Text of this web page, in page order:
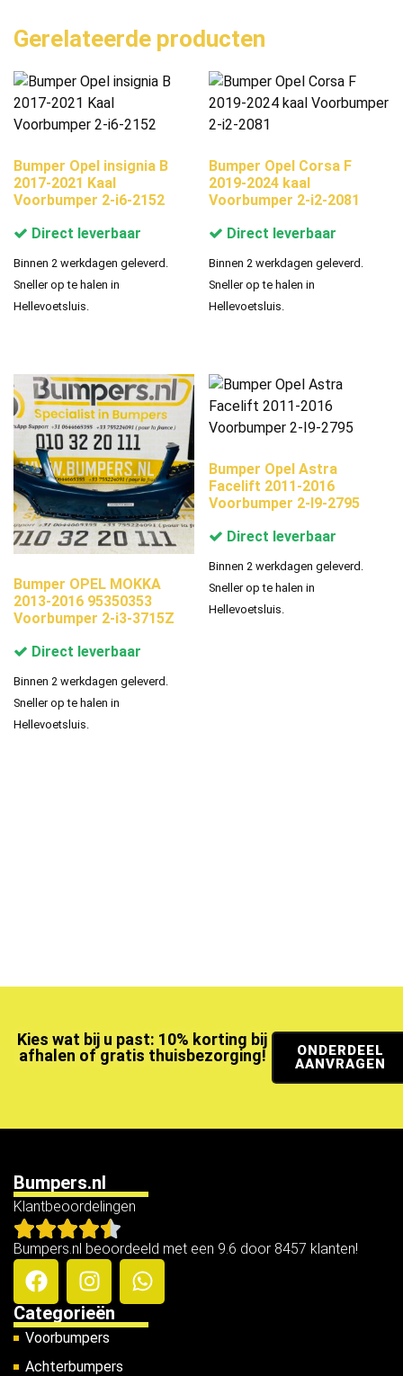
Gerelateerde producten
Bumper Opel insignia B
2017-2021 Kaal
Voorbumper 2-i6-2152
Direct leverbaar
Binnen 2 werkdagen geleverd.
Sneller op te halen in
Hellevoetsluis.
Bumper Opel Corsa F
2019-2024 kaal
Voorbumper 2-i2-2081
Direct leverbaar
Binnen 2 werkdagen geleverd.
Sneller op te halen in
Hellevoetsluis.
Bumper OPEL MOKKA
2013-2016 95350353
Voorbumper 2-i3-3715Z
Direct leverbaar
Binnen 2 werkdagen geleverd.
Sneller op te halen in
Hellevoetsluis.
Bumper Opel Astra
Facelift 2011-2016
Voorbumper 2-I9-2795
Direct leverbaar
Binnen 2 werkdagen geleverd.
Sneller op te halen in
Hellevoetsluis.
Kies wat bij u past: 10% korting bij
afhalen of gratis thuisbezorging!
ONDERDEEL
AANVRAGEN
Bumpers.nl
Klantbeoordelingen
Bumpers.nl beoordeeld met een 9.6 door 8457 klanten!
Categorieën
Voorbumpers
Achterbumpers